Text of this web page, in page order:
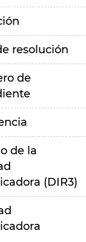
resolución
de
de la
(DIR3)